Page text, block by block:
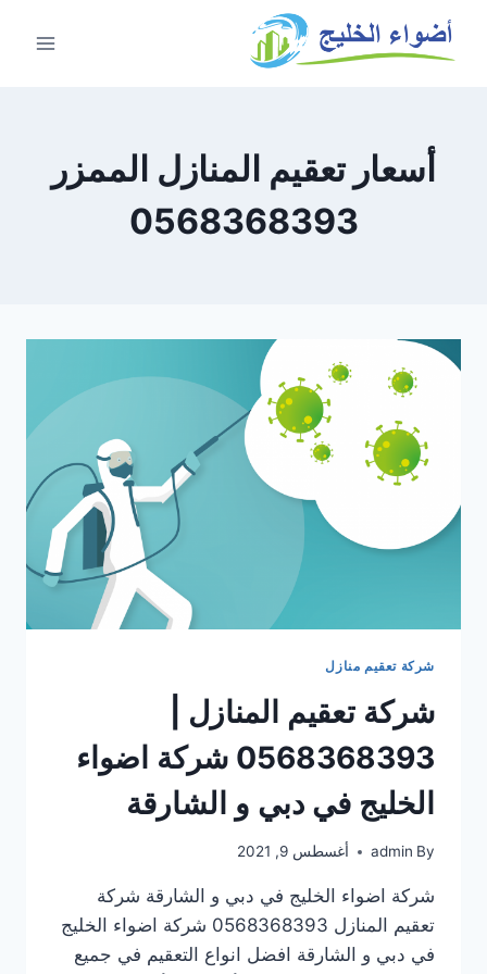
أسعار تعقيم المنازل الممزر
0568368393
شركة تعقيم منازل
شركة تعقيم المنازل |
0568368393 شركة اضواء
الخليج في دبي و الشارقة
By
admin أغسطس 9, 2021
شركة اضواء الخليج في دبي و الشارقة شركة
تعقيم المنازل 0568368393 شركة اضواء الخليج
في دبي و الشارقة افضل انواع التعقيم في جميع